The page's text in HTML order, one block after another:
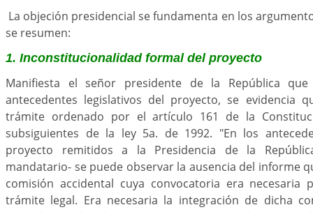
La objeción presidencial se fundamenta en los
se resumen:
1. Inconstitucionalidad formal del proyecto
Manifiesta el señor presidente de la República
antecedentes legislativos del proyecto, se evidencia
trámite ordenado por el artículo 161 de la
subsiguientes de la ley 5a. de 1992. "En los
proyecto remitidos a la Presidencia de la
mandatario- se puede observar la ausencia del informe
comisión accidental cuya convocatoria era necesaria
trámite legal. Era necesaria la integración de dicha